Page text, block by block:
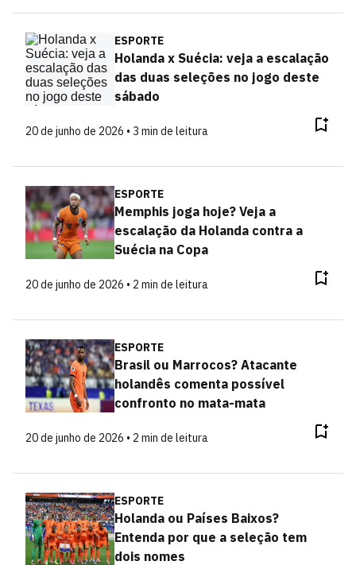
ESPORTE
Holanda x Suécia: veja a escalação
das duas seleções no jogo deste
sábado
20 de junho de 2026 • 3 min de leitura
ESPORTE
Memphis joga hoje? Veja a
escalação da Holanda contra a
Suécia na Copa
20 de junho de 2026 • 2 min de leitura
ESPORTE
Brasil ou Marrocos? Atacante
holandês comenta possível
confronto no mata-mata
20 de junho de 2026 • 2 min de leitura
ESPORTE
Holanda ou Países Baixos?
Entenda por que a seleção tem
dois nomes